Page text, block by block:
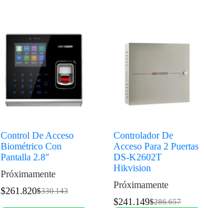
Control De Acceso
Biométrico Con
Pantalla 2.8″
Próximamente
$330.143
$261.820
Controlador De
Acceso Para 2 Puertas
DS-K2602T
Hikvision
Próximamente
$286.657
$241.149